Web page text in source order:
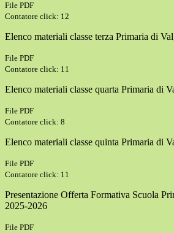
File PDF
Contatore click: 12
Elenco materiali classe terza Primaria di
File PDF
Contatore click: 11
Elenco materiali classe quarta Primaria di
File PDF
Contatore click: 8
Elenco materiali classe quinta Primaria di
File PDF
Contatore click: 11
Presentazione Offerta Formativa Scuola
2025-2026
File PDF